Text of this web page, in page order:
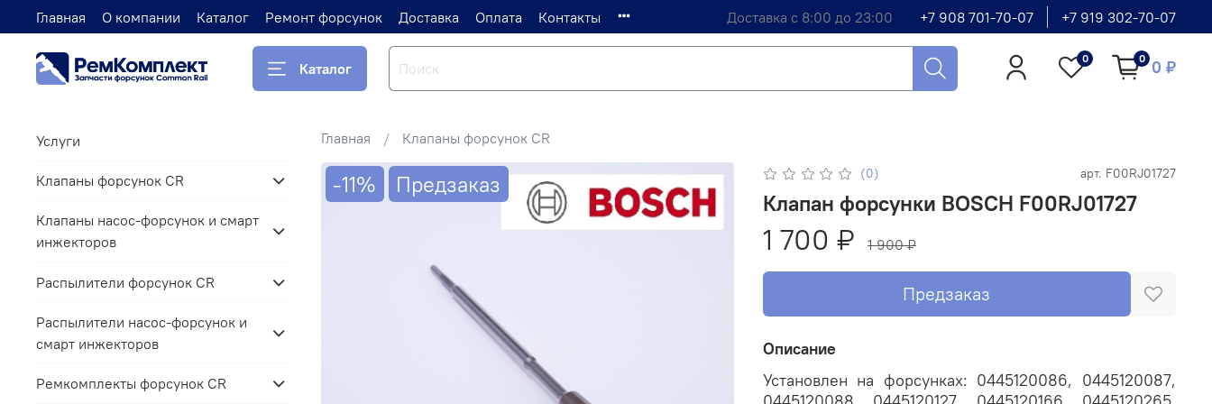
Главная О компании Каталог Ремонт форсунок Доставка Оплата Контакты Доставка с 8:00 до 23:00 +7 908 701-70-07 +7 919 302-70-07
Каталог
0 0 0 ₽
Главная Клапаны форсунок CR
-11% Предзаказ (0) арт. F00RJ01727
Клапан форсунки BOSCH F00RJ01727
1 700 ₽ 1 900 ₽
Предзаказ
Описание
Установлен на форсунках: 0445120086, 0445120087,
Услуги
Клапаны форсунок CR
Клапаны насос-форсунок и смарт
инжекторов
Распылители форсунок CR
Распылители насос-форсунок и
смарт инжекторов
Ремкомплекты форсунок CR